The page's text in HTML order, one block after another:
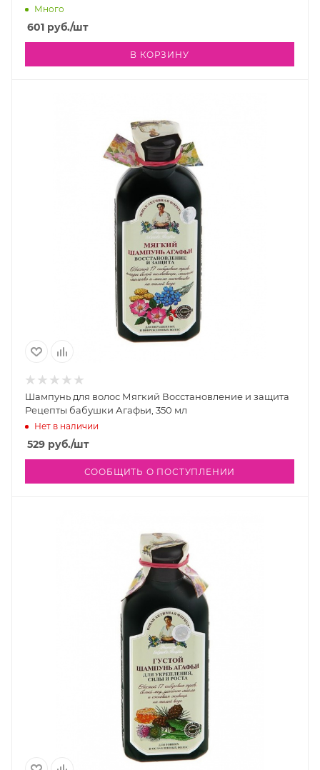
Много
601 руб./шт
В КОРЗИНУ
Шампунь для волос Мягкий Восстановление и защита
Рецепты бабушки Агафьи, 350 мл
Нет в наличии
529 руб./шт
СООБЩИТЬ О ПОСТУПЛЕНИИ